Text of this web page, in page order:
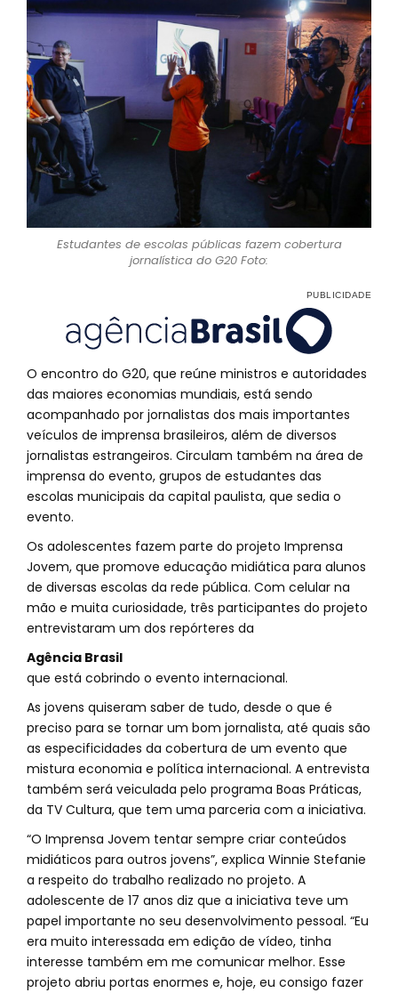
Estudantes de escolas públicas fazem cobertura
jornalística do G20 Foto:
O encontro do G20, que reúne ministros e autoridades
das maiores economias mundiais, está sendo
acompanhado por jornalistas dos mais importantes
veículos de imprensa brasileiros, além de diversos
jornalistas estrangeiros. Circulam também na área de
imprensa do evento, grupos de estudantes das
escolas municipais da capital paulista, que sedia o
evento.
Os adolescentes fazem parte do projeto Imprensa
Jovem, que promove educação midiática para alunos
de diversas escolas da rede pública. Com celular na
mão e muita curiosidade, três participantes do projeto
entrevistaram um dos repórteres da
Agência Brasil
que está cobrindo o evento internacional.
As jovens quiseram saber de tudo, desde o que é
preciso para se tornar um bom jornalista, até quais são
as especificidades da cobertura de um evento que
mistura economia e política internacional. A entrevista
também será veiculada pelo programa Boas Práticas,
da TV Cultura, que tem uma parceria com a iniciativa.
“O Imprensa Jovem tentar sempre criar conteúdos
midiáticos para outros jovens”, explica Winnie Stefanie
a respeito do trabalho realizado no projeto. A
adolescente de 17 anos diz que a iniciativa teve um
papel importante no seu desenvolvimento pessoal. “Eu
era muito interessada em edição de vídeo, tinha
interesse também em me comunicar melhor. Esse
projeto abriu portas enormes e, hoje, eu consigo fazer